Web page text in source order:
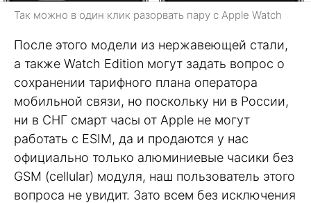
Так можно в один клик разорвать пару с Apple Watch
После этого модели из нержавеющей стали,
а также Watch Edition могут задать вопрос о
сохранении тарифного плана оператора
мобильной связи, но поскольку ни в России,
ни в СНГ смарт часы от Apple не могут
работать с ESIM, да и продаются у нас
официально только алюминиевые часики без
GSM (cellular) модуля, наш пользователь этого
вопроса не увидит. Зато всем без исключения